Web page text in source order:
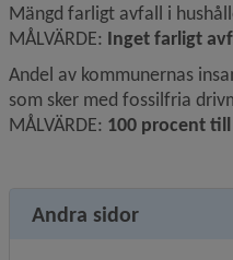
Mängd farligt avfall i
MÅLVÄRDE: Inget farligt
Andel av kommunernas
som sker med fossilfria
MÅLVÄRDE: 100 procent till
Andra sidor